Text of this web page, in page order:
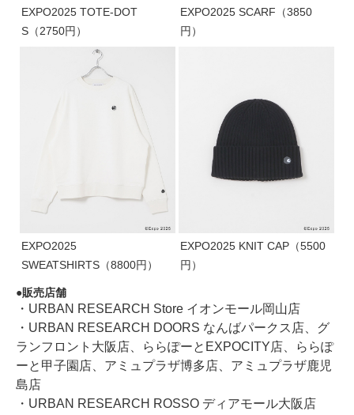
EXPO2025 TOTE-DOT
S（2750円）
EXPO2025 SCARF（3850
円）
EXPO2025
SWEATSHIRTS（8800円）
EXPO2025 KNIT CAP（5500
円）
販売店舗
・URBAN RESEARCH Store イオンモール岡山店
・URBAN RESEARCH DOORS なんばパークス店、グ
ランフロント大阪店、ららぽーとEXPOCITY店、ららぽ
ーと甲子園店、アミュプラザ博多店、アミュプラザ鹿児
島店
・URBAN RESEARCH ROSSO ディアモール大阪店